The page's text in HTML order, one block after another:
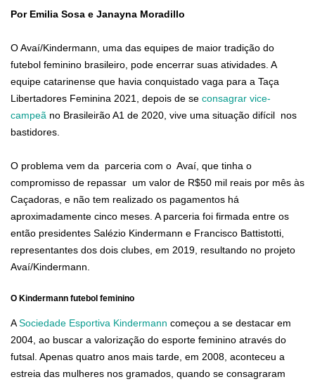
Por Emilia Sosa e Janayna Moradillo
O Avaí/Kindermann, uma das equipes de maior tradição do
futebol feminino brasileiro, pode encerrar suas atividades. A
equipe catarinense que havia conquistado vaga para a Taça
Libertadores Feminina 2021, depois de se consagrar vice-
campeã no Brasileirão A1 de 2020, vive uma situação difícil nos
bastidores.
O problema vem da parceria com o Avaí, que tinha o
compromisso de repassar um valor de R$50 mil reais por mês às
Caçadoras, e não tem realizado os pagamentos há
aproximadamente cinco meses. A parceria foi firmada entre os
então presidentes Salézio Kindermann e Francisco Battistotti,
representantes dos dois clubes, em 2019, resultando no projeto
Avaí/Kindermann.
O Kindermann futebol feminino
ASociedade Esportiva Kindermann começou a se destacar em
2004, ao buscar a valorização do esporte feminino através do
futsal. Apenas quatro anos mais tarde, em 2008, aconteceu a
estreia das mulheres nos gramados, quando se consagraram